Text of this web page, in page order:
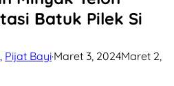
Batuk Pilek Si
Pijat Bayi·Maret 3, 2024Maret 2,